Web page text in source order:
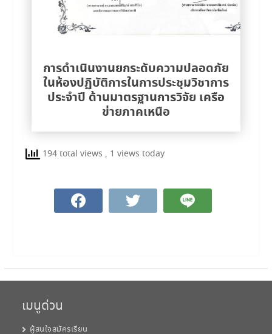
การดำเนินงานยกระดับความปลอดภัย
ในห้องปฏิบัติการในการประชุมวิชาการ
ประจำปี ด้านมาตรฐานการวิจัย เครือ
ข่ายภาคเหนือ
194 total views , 1 views today
เมนูด่วน
ผู้สนใจสมัครเรียน